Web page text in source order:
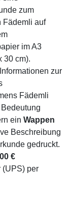
zum
Fädemli auf
im A3
30 cm).
zur
Fädemli
ein Wappen
Beschreibung
gedruckt.
€
(UPS) per